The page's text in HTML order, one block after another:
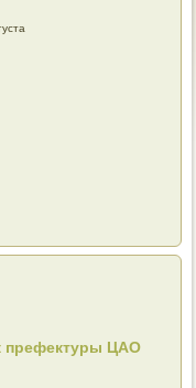
префектуры ЦАО